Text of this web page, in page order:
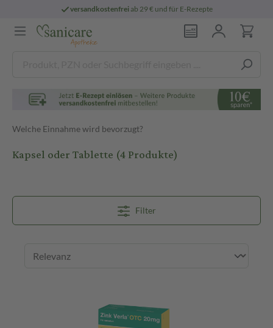
versandkostenfreiab 29 € und für E-Rezepte
Welche Einnahme wird bevorzugt?
Kapsel oder Tablette (4 Produkte)
Filter